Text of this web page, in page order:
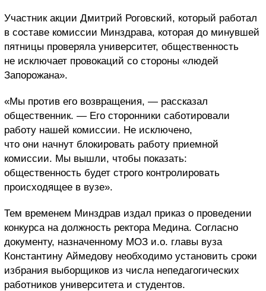
Участник акции Дмитрий Роговский, который работал
в составе комиссии Минздрава, которая до минувшей
пятницы проверяла университет, общественность
не исключает провокаций со стороны «людей
Запорожана».
«Мы против его возвращения, — рассказал
общественник. — Его сторонники саботировали
работу нашей комиссии. Не исключено,
что они начнут блокировать работу приемной
комиссии. Мы вышли, чтобы показать:
общественность будет строго контролировать
происходящее в вузе».
Тем временем Минздрав издал приказ о проведении
конкурса на должность ректора Медина. Согласно
документу, назначенному МОЗ и.о. главы вуза
Константину Аймедову необходимо установить сроки
избрания выборщиков из числа непедагогических
работников университета и студентов.